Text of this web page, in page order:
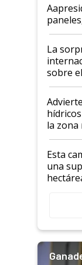
años"
todas
La
sobre
"Estoy
la zona
Esta
una
salto